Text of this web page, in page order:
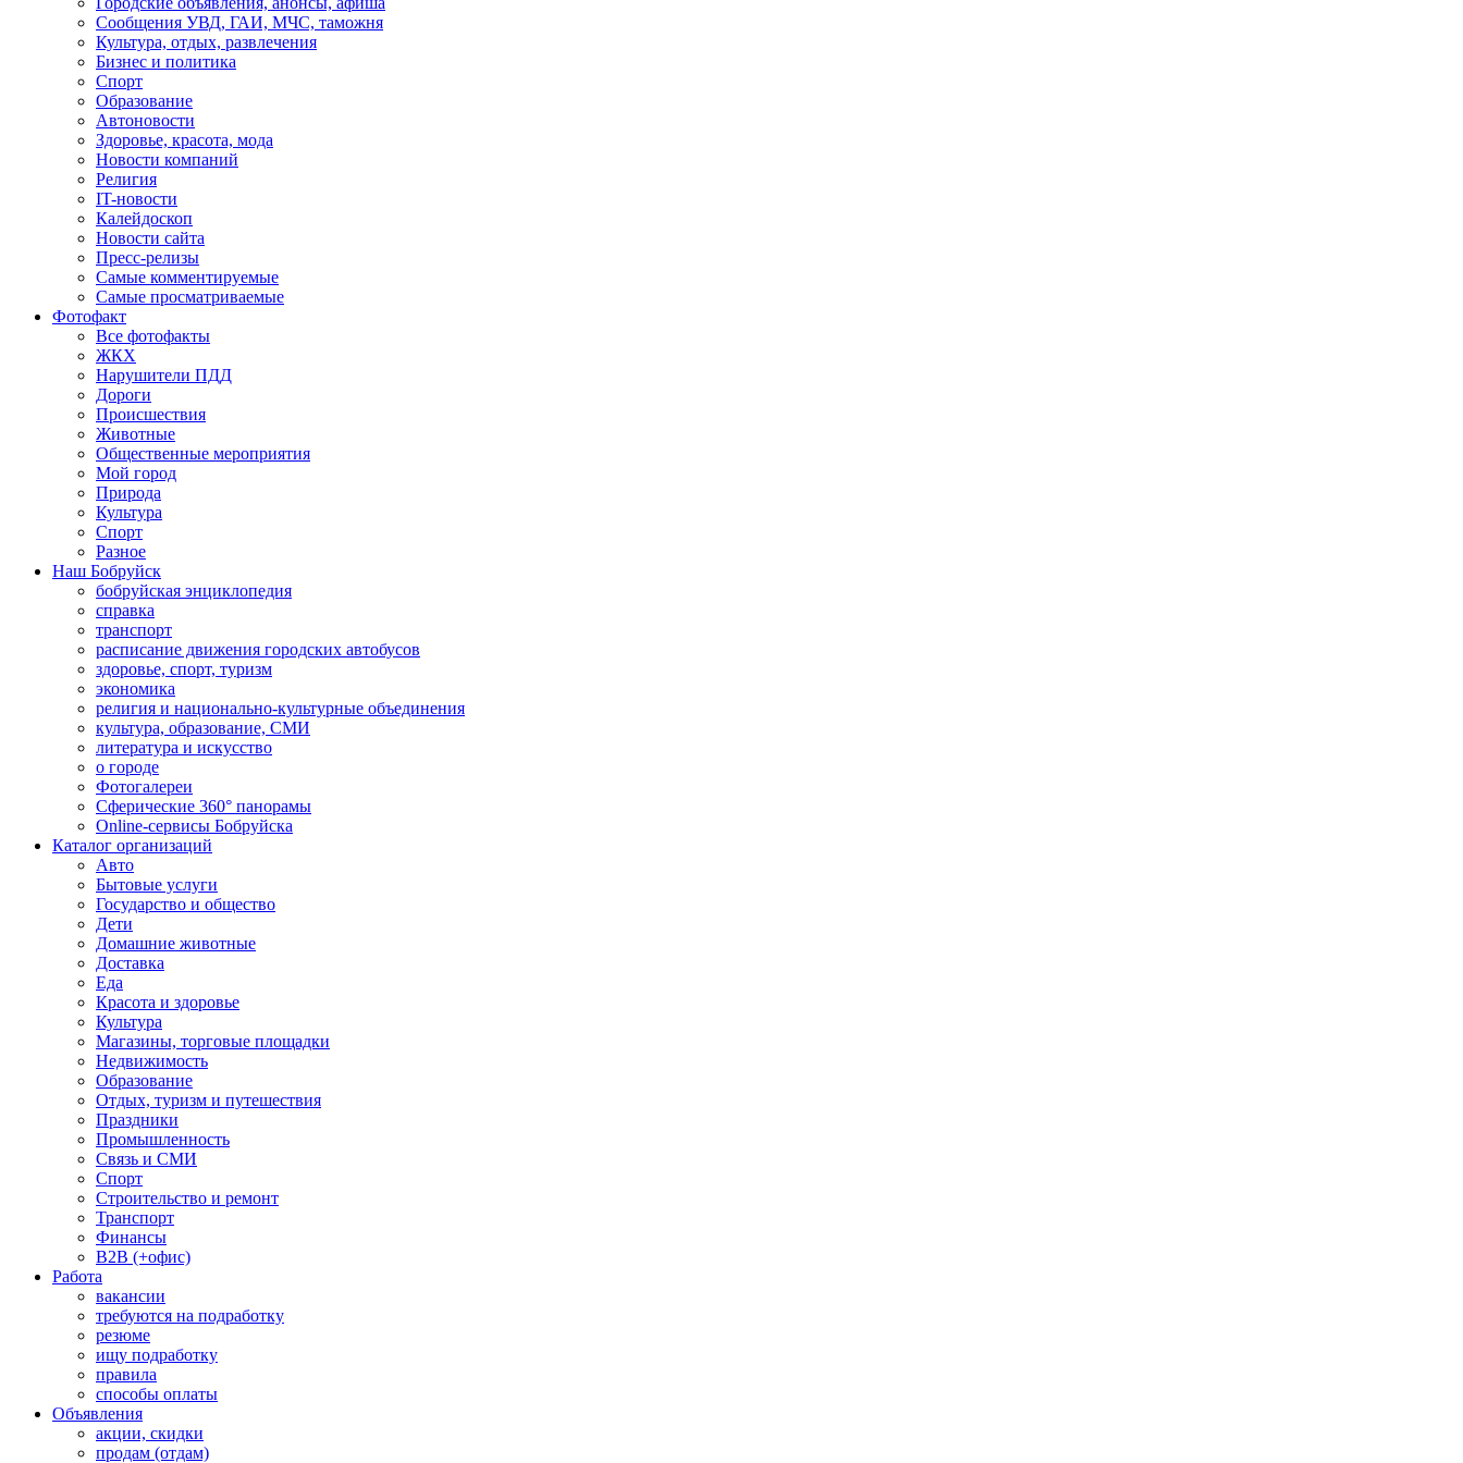
Сообщения УВД, ГАИ, МЧС, таможня
Культура, отдых, развлечения
Бизнес и политика
Спорт
Образование
Автоновости
Здоровье, красота, мода
Новости компаний
Религия
IT-новости
Калейдоскоп
Новости сайта
Пресс-релизы
Самые комментируемые
Самые просматриваемые
Фотофакт
Все фотофакты
ЖКХ
Нарушители ПДД
Дороги
Происшествия
Животные
Общественные мероприятия
Мой город
Природа
Культура
Спорт
Разное
Наш Бобруйск
бобруйская энциклопедия
справка
транспорт
расписание движения городских автобусов
здоровье, спорт, туризм
экономика
религия и национально-культурные объединения
культура, образование, СМИ
литература и искусство
о городе
Фотогалереи
Сферические 360° панорамы
Online-сервисы Бобруйска
Каталог организаций
Авто
Бытовые услуги
Государство и общество
Дети
Домашние животные
Доставка
Еда
Красота и здоровье
Культура
Магазины, торговые площадки
Недвижимость
Образование
Отдых, туризм и путешествия
Праздники
Промышленность
Связь и СМИ
Спорт
Строительство и ремонт
Транспорт
Финансы
B2B (+офис)
Работа
вакансии
требуются на подработку
резюме
ищу подработку
правила
способы оплаты
Объявления
акции, скидки
продам (отдам)